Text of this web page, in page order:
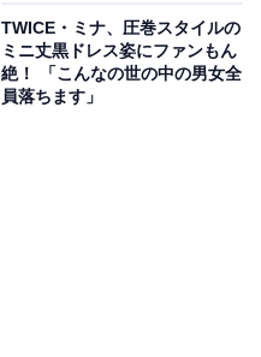
TWICE・ミナ、圧巻スタイルの
ミニ丈黒ドレス姿にファンもん
絶！ 「こんなの世の中の男女全
員落ちます」